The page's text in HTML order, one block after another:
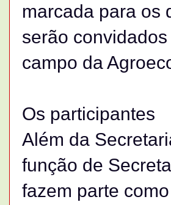
marcada para os
serão
campo da
Os participantes
Além da
função de
fazem parte